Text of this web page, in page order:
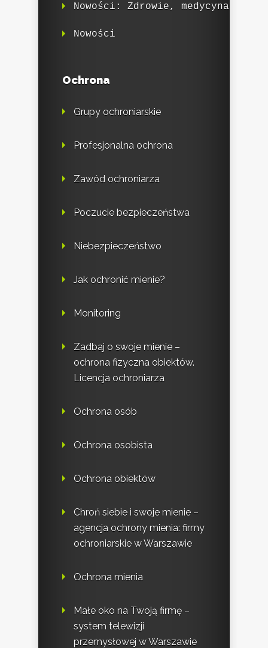
Nowości: Zdrowie, medycyna
Nowości
Ochrona
Grupy ochroniarskie
Profesjonalna ochrona
Zawód ochroniarza
Poczucie bezpieczeństwa
Niebezpieczeństwo
Jak ochronić mienie?
Monitoring
Zadbaj o swoje mienie –
ochrona fizyczna obiektów.
Licencja ochroniarza
Ochrona osób
Ochrona osobista
Ochrona obiektów
Chroń siebie i swoje mienie –
agencja ochrony mienia: firmy
ochroniarskie w Warszawie
Ochrona mienia
Małe oko na Twoją firmę –
system telewizji
przemysłowej w Warszawie